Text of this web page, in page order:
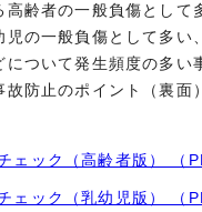
高齢者の一般負傷として
児の一般負傷として多い
について発生頻度の多い
故防止のポイント（裏面
ェック（高齢者版） （
ェック（乳幼児版） （